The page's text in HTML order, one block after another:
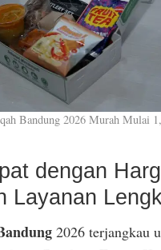
Bandung 2026 Murah Mulai
dengan
Layanan
2026 terjangkau